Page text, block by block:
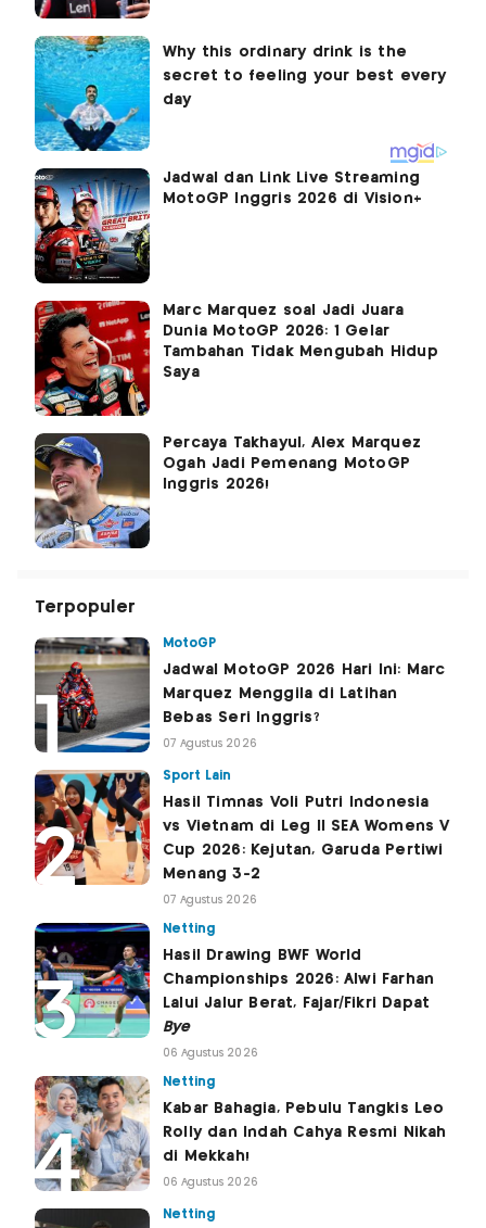
Jadwal dan Link Live Streaming
MotoGP Inggris 2026 di Vision+
Marc Marquez soal Jadi Juara
Dunia MotoGP 2026: 1 Gelar
Tambahan Tidak Mengubah Hidup
Saya
Percaya Takhayul, Alex Marquez
Ogah Jadi Pemenang MotoGP
Inggris 2026!
Terpopuler
MotoGP
Jadwal MotoGP 2026 Hari Ini: Marc
Marquez Menggila di Latihan
Bebas Seri Inggris?
07 Agustus 2026
Sport Lain
Hasil Timnas Voli Putri Indonesia
vs Vietnam di Leg II SEA Womens V
Cup 2026: Kejutan, Garuda Pertiwi
Menang 3-2
07 Agustus 2026
Netting
Hasil Drawing BWF World
Championships 2026: Alwi Farhan
Lalui Jalur Berat, Fajar/Fikri Dapat
Bye
06 Agustus 2026
Netting
Kabar Bahagia, Pebulu Tangkis Leo
Rolly dan Indah Cahya Resmi Nikah
di Mekkah!
06 Agustus 2026
Netting